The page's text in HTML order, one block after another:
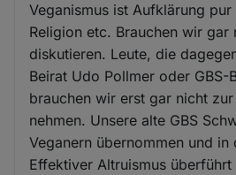
Veganismus ist Aufklärung
Religion etc. Brauchen wir gar
diskutieren. Leute, die
Beirat Udo Pollmer oder GBS-
brauchen wir erst gar nicht
nehmen. Unsere alte GBS
Veganern übernommen und in
Effektiver Altruismus